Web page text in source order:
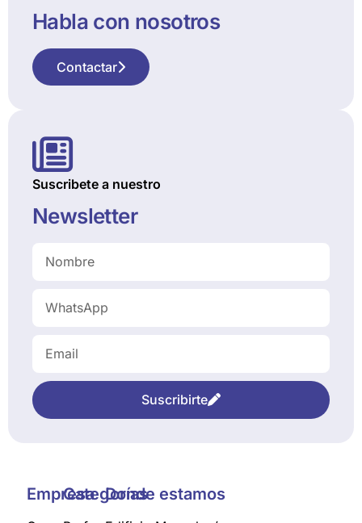
Habla con nosotros
Contactar
Suscribete a nuestro
Newsletter
Suscribirte
EmpresaCategoríasDonde estamos